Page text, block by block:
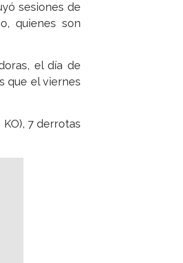
sesiones de
quienes son
el día de
que el viernes
7 derrotas